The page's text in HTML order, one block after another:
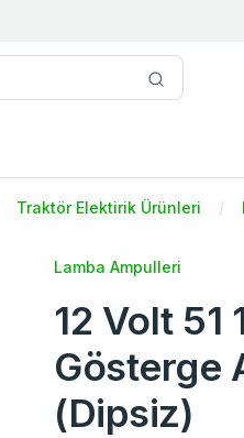
Traktör Elektirik Ürünleri
Lamba Ampulleri
12 Volt 51
Gösterge
(Dipsiz)